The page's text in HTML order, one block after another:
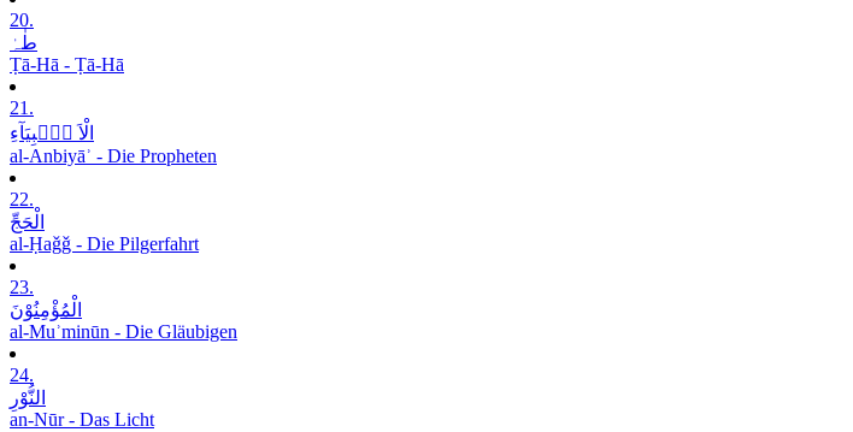
20.
طٰہٰ
Ṭā-Hā - Ṭā-Hā
21.
الْاَ نۡۢبِیَآءِ
al-Anbiyāʾ - Die Propheten
22.
الْحَجِّ
al-Ḥaǧǧ - Die Pilgerfahrt
23.
الْمُؤْمِنُوْنَ
al-Muʾminūn - Die Gläubigen
24.
النُّوْرِ
an-Nūr - Das Licht